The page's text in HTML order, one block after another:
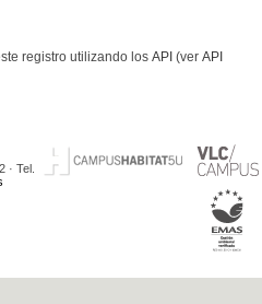
registro utilizando los API (ver API
· Tel.